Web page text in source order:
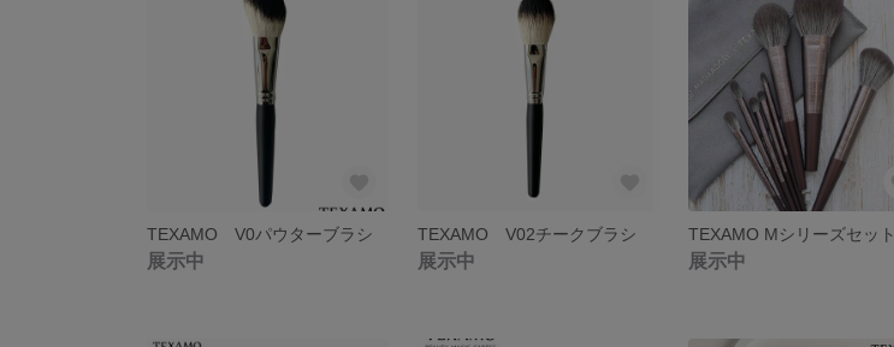
TEXAMO V0パウターブラシ
展示中
TEXAMO V02チークブラシ
展示中
TEXAMO Mシリーズセット
展示中